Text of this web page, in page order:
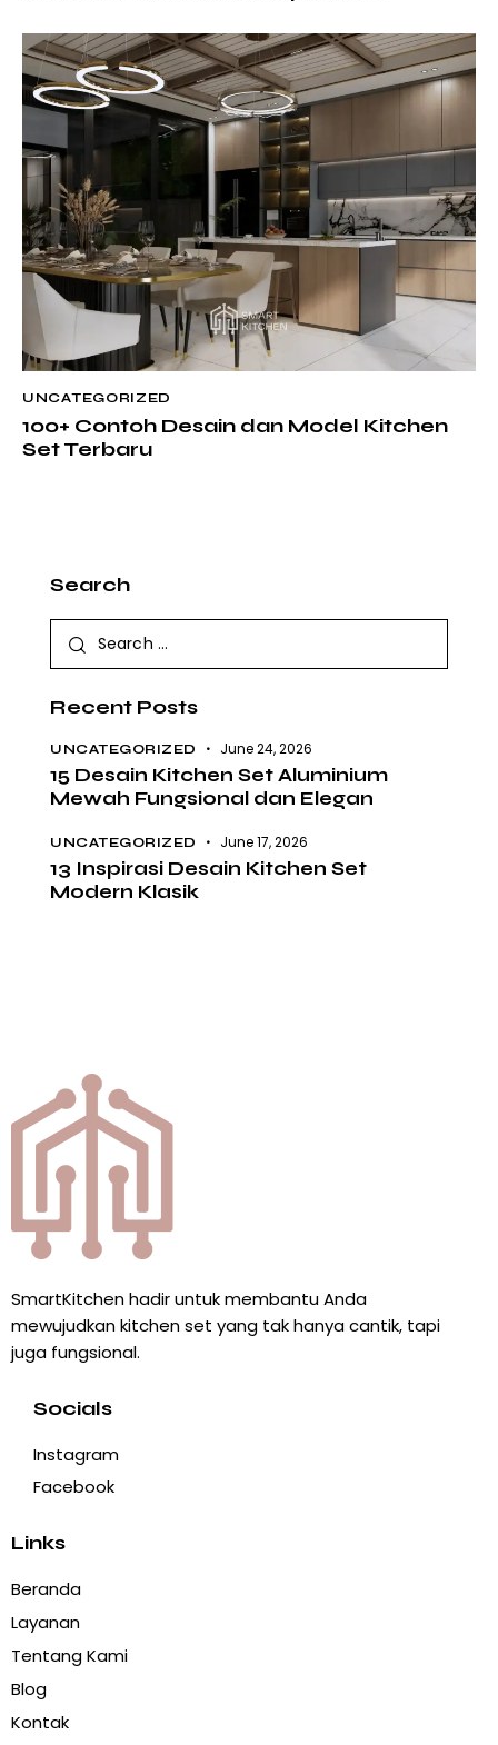
UNCATEGORIZED
100+ Contoh Desain dan Model Kitchen
Set Terbaru
Search
Recent Posts
UNCATEGORIZED June 24, 2026
15 Desain Kitchen Set Aluminium
Mewah Fungsional dan Elegan
UNCATEGORIZED June 17, 2026
13 Inspirasi Desain Kitchen Set
Modern Klasik
SmartKitchen hadir untuk membantu Anda
mewujudkan kitchen set yang tak hanya cantik, tapi
juga fungsional.
Socials
Instagram
Facebook
Links
Beranda
Layanan
Tentang Kami
Blog
Kontak